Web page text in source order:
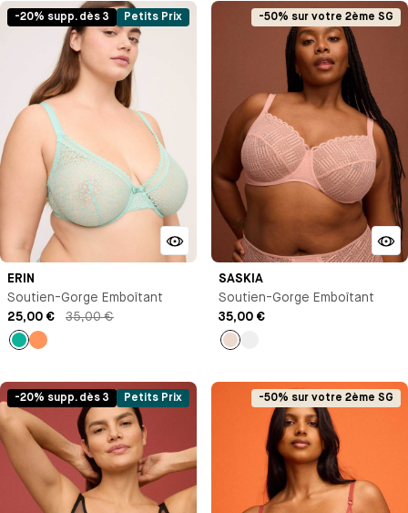
-20% supp. dès 3 Petits Prix
ERIN
Soutien-Gorge Emboîtant
25,00 €
35,00 €
Vert
-50% sur votre 2ème SG
SASKIA
Soutien-Gorge Emboîtant
35,00 €
Rose
-20% supp. dès 3 Petits Prix -50% sur votre 2ème SG